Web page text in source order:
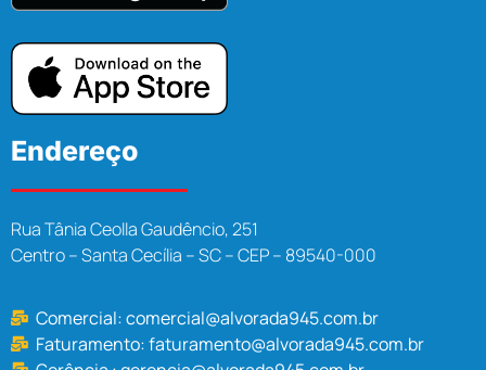
Endereço
Rua Tânia Ceolla Gaudêncio, 251
Centro – Santa Cecília – SC – CEP – 89540-000
Comercial:comercial@alvorada945.com.br
Faturamento:faturamento@alvorada945.com.br